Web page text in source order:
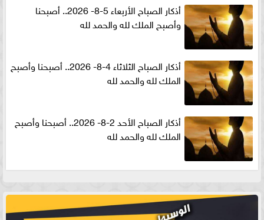
أذكار الصباح الأربعاء 5-8- 2026.. أصبحنا
وأصبح الملك لله والحمد لله
أذكار الصباح الثلاثاء 4-8- 2026.. أصبحنا وأصبح
الملك لله والحمد لله
أذكار الصباح الأحد 2-8- 2026.. أصبحنا وأصبح
الملك لله والحمد لله